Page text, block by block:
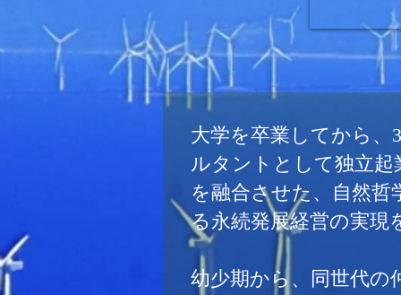
大学を卒業してから、
ルタントとして独立
を融合させた、自然
る永続発展経営の実現
幼少期から、同世代の